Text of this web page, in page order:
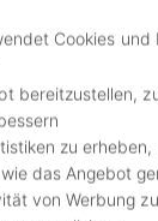
Zeitung.
allerdings
die
Baulich
neun
wird ein
Cookies und
bereitzustellen,
zu erheben,
das Angebot
von Werbung